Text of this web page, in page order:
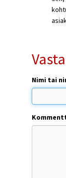
Nimi tai